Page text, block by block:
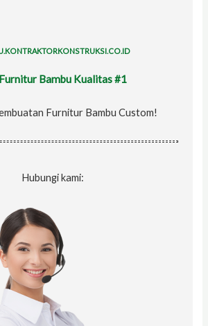
Bambu Kualitas #1
Furnitur Bambu Custom!
Hubungi kami: